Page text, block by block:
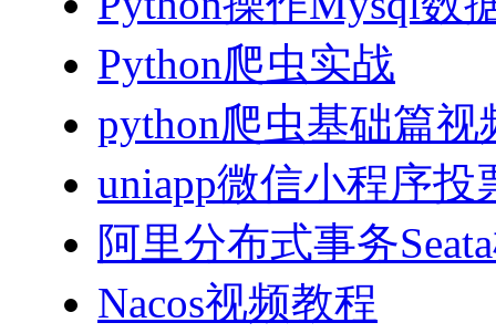
Python爬虫实战
python爬虫基础篇视
uniapp微信小程序投
阿里分布式事务
Nacos视频教程